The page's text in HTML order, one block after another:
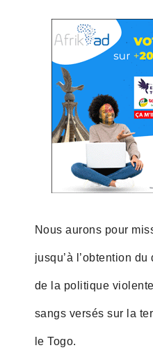
Nous aurons pour
jusqu’à l’obtention
de la politique
sangs versés sur la
le Togo.